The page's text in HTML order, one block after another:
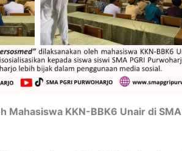
Mahasiswa KKN-BBK6 Unair di SMA